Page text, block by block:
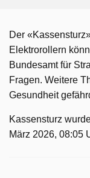
Der
Elektrorollern
Bundesamt für
Fragen. Weitere
Gesundheit
Kassensturz
März 2026, 08:05